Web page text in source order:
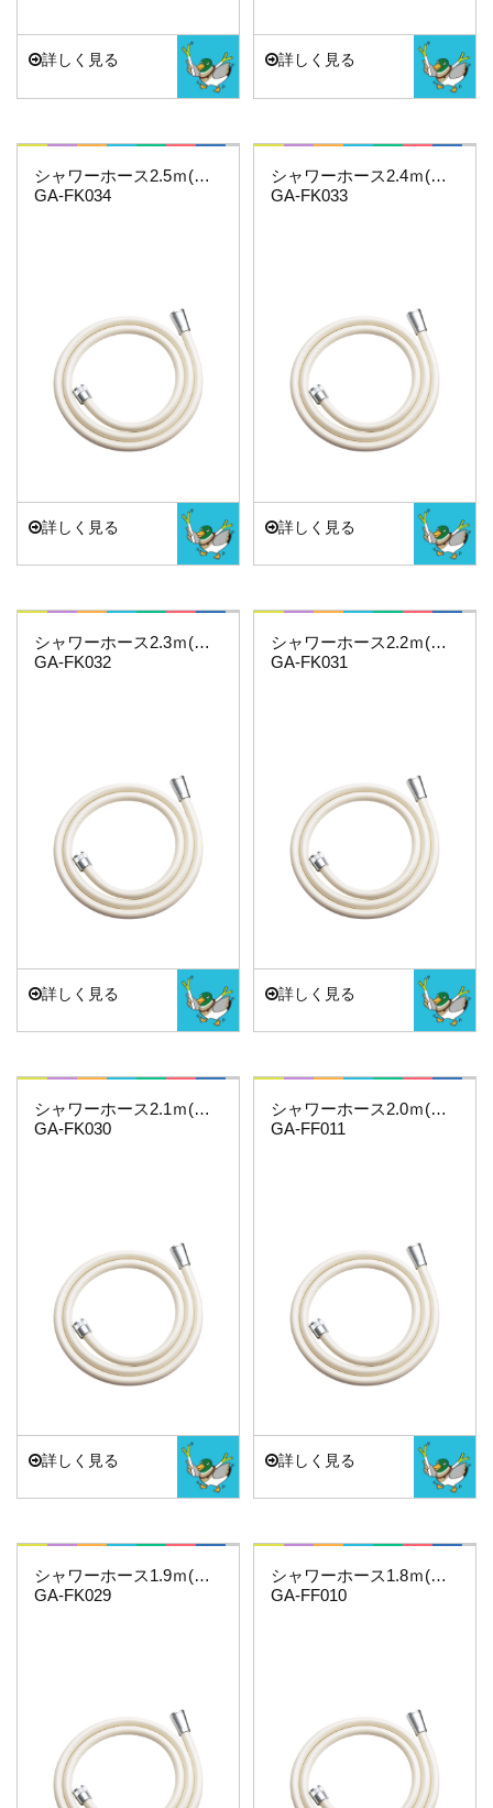
詳しく見る 詳しく見る
これカモ・・・
シャワーホース2.5ｍ(アイボリー)
GA-FK034
詳しく見る
これカモ・・・
シャワーホース2.4ｍ(アイボリー)
GA-FK033
詳しく見る
これカモ・・・
シャワーホース2.3ｍ(アイボリー)
GA-FK032
詳しく見る
これカモ・・・
シャワーホース2.2ｍ(アイボリー)
GA-FK031
詳しく見る
これカモ・・・
シャワーホース2.1ｍ(アイボリー)
GA-FK030
詳しく見る
これカモ・・・
シャワーホース2.0ｍ(アイボリー)
GA-FF011
詳しく見る
シャワーホース1.9ｍ(アイボリー)
GA-FK029
シャワーホース1.8ｍ(アイボリー)
GA-FF010